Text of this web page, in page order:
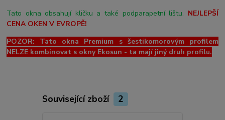
Tato okna obsahují kličku a také podparapetní lištu. NEJLEPŠÍ
CENA OKEN V EVROPĚ!
POZOR: Tato okna Premium s šestikomorovým profilem
NELZE kombinovat s okny Ekosun - ta mají jiný druh profilu.
Související zboží 2